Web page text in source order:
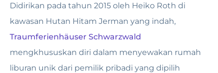
Didirikan pada tahun 2015 oleh Heiko Roth di
kawasan Hutan Hitam Jerman yang indah,
Traumferienhäuser Schwarzwald
mengkhususkan diri dalam menyewakan rumah
liburan unik dari pemilik pribadi yang dipilih